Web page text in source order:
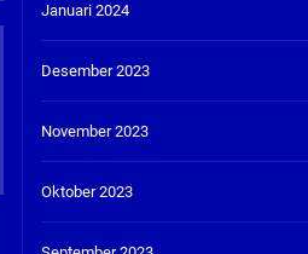
Januari 2024
Desember 2023
November 2023
Oktober 2023